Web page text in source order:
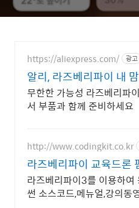
https://aliexpress.com/ 광고
알리, 라즈베리파이 내
드는 오늘의 특가
무한한 가능성 라즈베리파
서 부품과 함께 준비하세요
http://www.codingkit.co.kr
라즈베리파이 교육드론
라즈베리파이3를 이용하여
썬 소스코드,메뉴얼,강의동